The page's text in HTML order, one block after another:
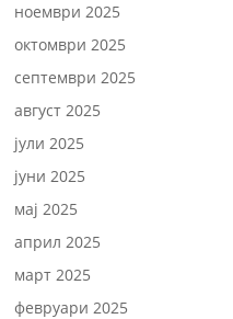
ноември 2025
октомври 2025
септември 2025
август 2025
јули 2025
јуни 2025
мај 2025
април 2025
март 2025
февруари 2025